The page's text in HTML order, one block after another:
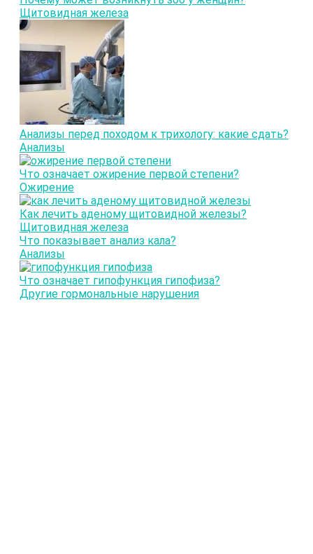
Щитовидная железа
Анализы перед походом к трихологу: какие сдать?
Анализы
Что означает ожирение первой степени?
Ожирение
Как лечить аденому щитовидной железы?
Щитовидная железа
Что показывает анализ кала?
Анализы
Что означает гипофункция гипофиза?
Другие гормональные нарушения